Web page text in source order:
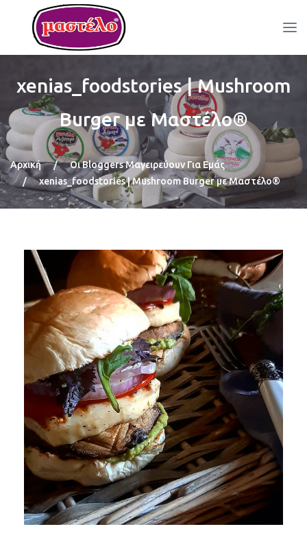
xenias_foodstories | Mushroom
Burger με Μαστέλο®
Αρχική /
Οι Bloggers Μαγειρεύουν Για Εμάς
/
xenias_foodstories | Mushroom Burger με Μαστέλο®